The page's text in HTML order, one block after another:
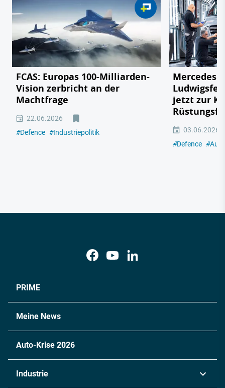
FCAS: Europas 100-Milliarden-
Vision zerbricht an der
Machtfrage
22.06.2026
#Defence #Industriepolitik
Mercedes
jetzt zur
03.06.2026
#Defence #
PRIME
Meine News
Auto-Krise 2026
Industrie